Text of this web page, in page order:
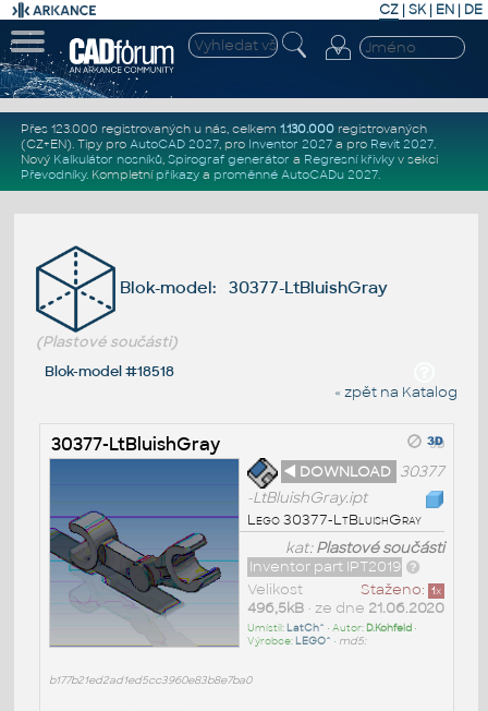
CZ | SK| EN | DE
Přes 123.000 registrovaných u nás, celkem 1.130.000registrovaných
(CZ+EN). Tipy pro AutoCAD 2027, pro Inventor 2027a pro Revit 2027.
Nový Kalkulátor nosníků, Spirograf generátor a Regresní křivkyv sekci
Převodníky. Kompletní příkazya proměnné AutoCADu 2027.
Blok-model: 30377-LtBluishGray
(Plastové součásti)
Blok-model #18518
« zpět na Katalog
30377-LtBluishGray
◄ DOWNLOAD 30377
-LtBluishGray.ipt
Lego 30377-LtBluishGray
kat:Plastové součásti
Inventor part IPT2019
Staženo: 1x
Velikost
496,5kB• ze dne 21.06.2020
Umístil: LatCh^ • Autor: D.Kohfeld•
Výrobce: LEGO^ • md5:
b177b21ed2ad1ed5cc3960e83b8e7ba0